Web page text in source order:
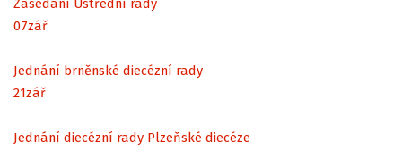
Zasedání Ústřední rady
07zář
Jednání brněnské diecézní rady
21zář
Jednání diecézní rady Plzeňské diecéze